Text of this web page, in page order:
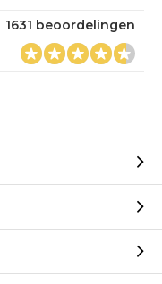
1631 beoordelingen